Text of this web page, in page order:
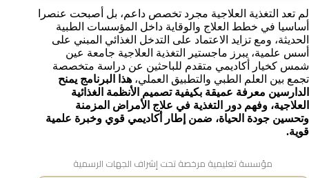
مدة دراسة ماجستير التغذية العلاجية في جامعة عين شمس
الفرق بين التغذية الإكلينيكية والتغذية العلاجية
هل شهادة ماجستير التغذية العلاجية في جامعة عين شمس
معتمدة دوليًا؟
فرص العمل بعد التخرج من ماجستير التغذية العلاجية
مواعيد التسجيل في ماجستير التغذية العلاجية بجامعة عين
شمس
خطوات التسجيل في ماجستير التغذية العلاجية جامعة عين
الأسئلة الشائعة حول ماجستير التغذية العلاجية جامعة عين
شمس
لم تعد التغذية العلاجية مجرد تخصص داعم، بل أصبحت عنصرا
أساسيا في خطط العلاج والوقاية داخل المؤسسات الطبية
الحديثة، ومع تزايد الاعتماد على التدخل الغذائي المبني على
أسس علمية، يبرز ماجستير التغذية العلاجية جامعة عين
شمس كخيار أكاديمي متقدم للباحثين عن دراسة متخصصة
تجمع بين العلم الطبي والتطبيق العملي، هذا البرنامج يمنح
الدارسين معرفة عميقة بكيفية تصميم الأنظمة الغذائية
العلاجية، وفهم دور التغذية في علاج الأمراض المزمنة
وتحسين جودة الحياة، ضمن إطار أكاديمي قوي وخبرة علمية
قوية.
مؤسسة تعليمية مرخصة تحت إشراف الجهات الرسمية